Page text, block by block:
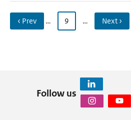
‹ Prev … 9 … Next ›
Follow us